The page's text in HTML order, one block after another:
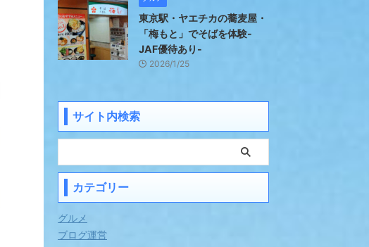
東京駅・ヤエチカの蕎麦屋・
「梅もと」でそばを体験-
JAF優待あり-
2026/1/25
サイト内検索
カテゴリー
グルメ
ブログ運営